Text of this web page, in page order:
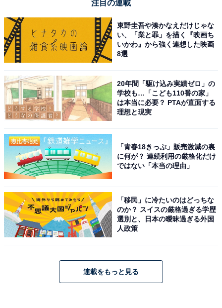
注目の連載
東野圭吾や湊かなえだけじゃな
い、「業と罪」を描く『映画ち
いかわ』から強く連想した映画
8選
20年間「駆け込み実績ゼロ」の
学校も…「こども110番の家」
は本当に必要？ PTAが直面する
理想と現実
「青春18きっぷ」販売激減の裏
に何が？ 連続利用の厳格化だけ
ではない「本当の理由」
「移民」に冷たいのはどっちな
のか？ スイスの厳格過ぎる学歴
選別と、日本の曖昧過ぎる外国
人政策
連載をもっと見る